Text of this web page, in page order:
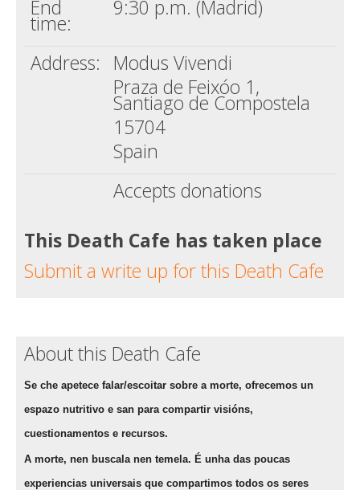
End
time:
9:30 p.m. (Madrid)
Address: Modus Vivendi
Praza de Feixóo 1,
Santiago de Compostela
15704
Spain
Accepts donations
This Death Cafe has taken place
Submit a write up for this Death Cafe
About this Death Cafe
Se che apetece falar/escoitar sobre a morte, ofrecemos un
espazo nutritivo e san para compartir visións,
cuestionamentos e recursos.
A morte, nen buscala nen temela. É unha das poucas
experiencias universais que compartimos todos os seres